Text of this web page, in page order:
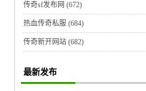
传奇sf发布网 (672)
热血传奇私服 (684)
传奇新开网站 (682)
最新发布